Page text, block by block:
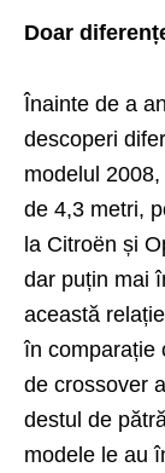
Doar
Înainte de a
descoperi
modelul
de 4,3 metri,
la Citroën și
dar puțin mai
această
în comparație
de crossover
destul de
modele le au